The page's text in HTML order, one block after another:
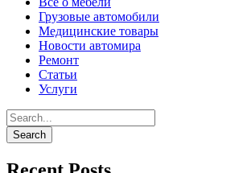
Грузовые автомобили
Медицинские товары
Новости автомира
Ремонт
Статьи
Услуги